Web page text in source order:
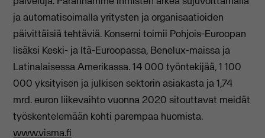
ja automatisoimalla yritysten ja organisaatioiden
päivittäisiä tehtäviä. Konserni toimii Pohjois-Euroopan
lisäksi Keski- ja Itä-Euroopassa, Benelux-maissa ja
Latinalaisessa Amerikassa. 14 000 työntekijää, 1 100
000 yksityisen ja julkisen sektorin asiakasta ja 1,74
mrd. euron liikevaihto vuonna 2020 sitouttavat meidät
työskentelemään kohti parempaa huomista.
www.visma.fi